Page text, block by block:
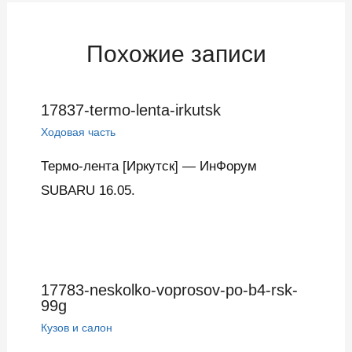
Похожие записи
17837-termo-lenta-irkutsk
Ходовая часть
Термо-лента [Иркутск] — ИнФорум
SUBARU 16.05.
17783-neskolko-voprosov-po-b4-rsk-
99g
Кузов и салон